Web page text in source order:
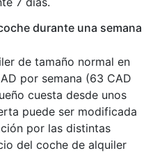
durante una semana
de tamaño normal en
por semana (63 CAD
cuesta desde unos
puede ser modificada
por las distintas
del coche de alquiler